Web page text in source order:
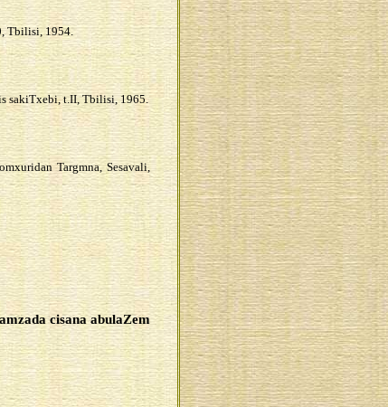
Tbilisi, 1954.
sakiTxebi, t.II, Tbilisi, 1965.
Targmna, Sesavali,
cisana abulaZem